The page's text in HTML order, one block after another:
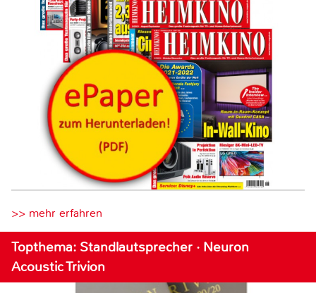
>> mehr erfahren
Topthema: Standlautsprecher · Neuron
Acoustic Trivion